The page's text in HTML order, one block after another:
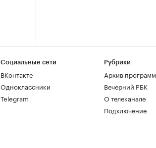
Социальные сети
ВКонтакте
Одноклассники
Telegram
Рубрики
Архив программ
Вечерний РБК
О телеканале
Подключение